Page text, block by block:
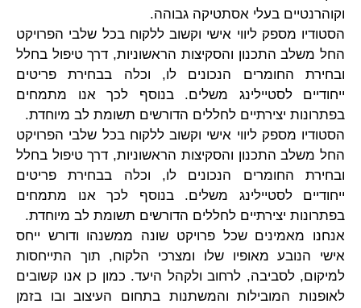
וקוהרנטיים בעלי אסתטיקה גבוהה.
הסטודיו מספק ליווי אישי וקשוב ללקוח בכל שלבי הפרויקט
החל משלב התכנון והסקיצות הראשוניות, דרך טיפול בחלל
ובחירת החומרים הנכונים לו, וכלה בבחירת פריטים
ייחודיים לסטיילינג משלים. בנוסף לכך אנו מתמחים
בפתרונות יצירתיים לחללים הדורשים תשומת לב מיוחדת.
הסטודיו מספק ליווי אישי וקשוב ללקוח בכל שלבי הפרויקט
החל משלב התכנון והסקיצות הראשוניות, דרך טיפול בחלל
ובחירת החומרים הנכונים לו, וכלה בבחירת פריטים
ייחודיים לסטיילינג משלים. בנוסף לכך אנו מתמחים
בפתרונות יצירתיים לחללים הדורשים תשומת לב מיוחדת.
אנחנו מאמינים שכל פרויקט שונה ממשנהו ודורש ייחס
אישי הנובע מאופיו שלו ומצרכי הלקוח, תוך התייחסות
למיקום, לסביבה, לרחוב ולקהל היעד. כמון כן אנו קשובים
לאופנות המובילות והמשתנות בתחום העיצוב ובו בזמן